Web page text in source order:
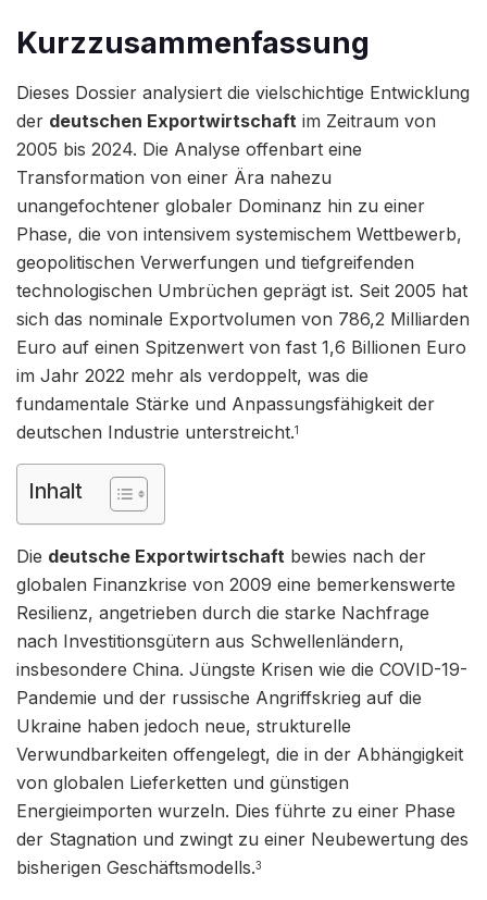
Kurzzusammenfassung
Dieses Dossier analysiert die vielschichtige Entwicklung
der deutschen Exportwirtschaft im Zeitraum von
2005 bis 2024. Die Analyse offenbart eine
Transformation von einer Ära nahezu
unangefochtener globaler Dominanz hin zu einer
Phase, die von intensivem systemischem Wettbewerb,
geopolitischen Verwerfungen und tiefgreifenden
technologischen Umbrüchen geprägt ist. Seit 2005 hat
sich das nominale Exportvolumen von 786,2 Milliarden
Euro auf einen Spitzenwert von fast 1,6 Billionen Euro
im Jahr 2022 mehr als verdoppelt, was die
fundamentale Stärke und Anpassungsfähigkeit der
deutschen Industrie unterstreicht.1
Inhalt
Die deutsche Exportwirtschaft bewies nach der
globalen Finanzkrise von 2009 eine bemerkenswerte
Resilienz, angetrieben durch die starke Nachfrage
nach Investitionsgütern aus Schwellenländern,
insbesondere China. Jüngste Krisen wie die COVID-19-
Pandemie und der russische Angriffskrieg auf die
Ukraine haben jedoch neue, strukturelle
Verwundbarkeiten offengelegt, die in der Abhängigkeit
von globalen Lieferketten und günstigen
Energieimporten wurzeln. Dies führte zu einer Phase
der Stagnation und zwingt zu einer Neubewertung des
bisherigen Geschäftsmodells.3